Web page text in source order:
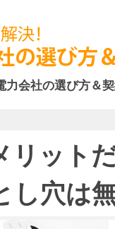
力会社の選び方＆
リット
し穴は